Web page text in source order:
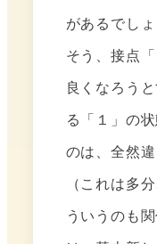
があるでしょ
そう、接点
良くなろう
る「１」の
のは、全然違
（これは多
ういうのも